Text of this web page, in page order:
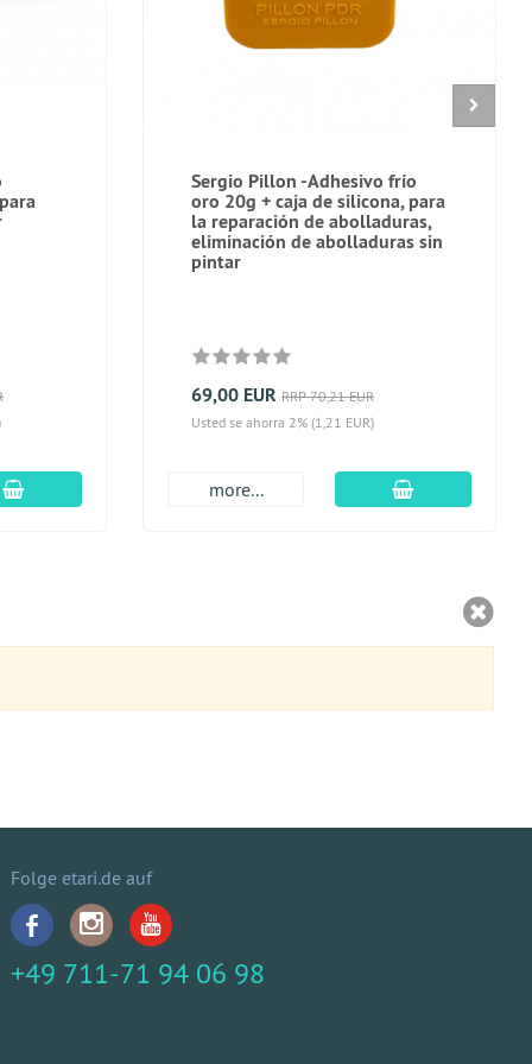
En el carro de compras
Sergio Pillon -Adhesivo frío
oro 20g + caja de silicona, para
la reparación de abolladuras,
eliminación de abolladuras sin
pintar
69,00 EUR RRP 70,21 EUR
Usted se ahorra 2% (1,21 EUR)
more... En el carro de
Folge etari.de auf
+49 711-71 94 06 98